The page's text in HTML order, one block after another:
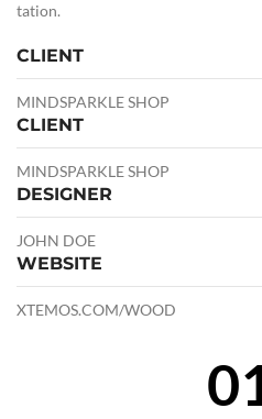
tation.
CLIENT
MINDSPARKLE SHOP
CLIENT
MINDSPARKLE SHOP
DESIGNER
JOHN DOE
WEBSITE
XTEMOS.COM/WOOD